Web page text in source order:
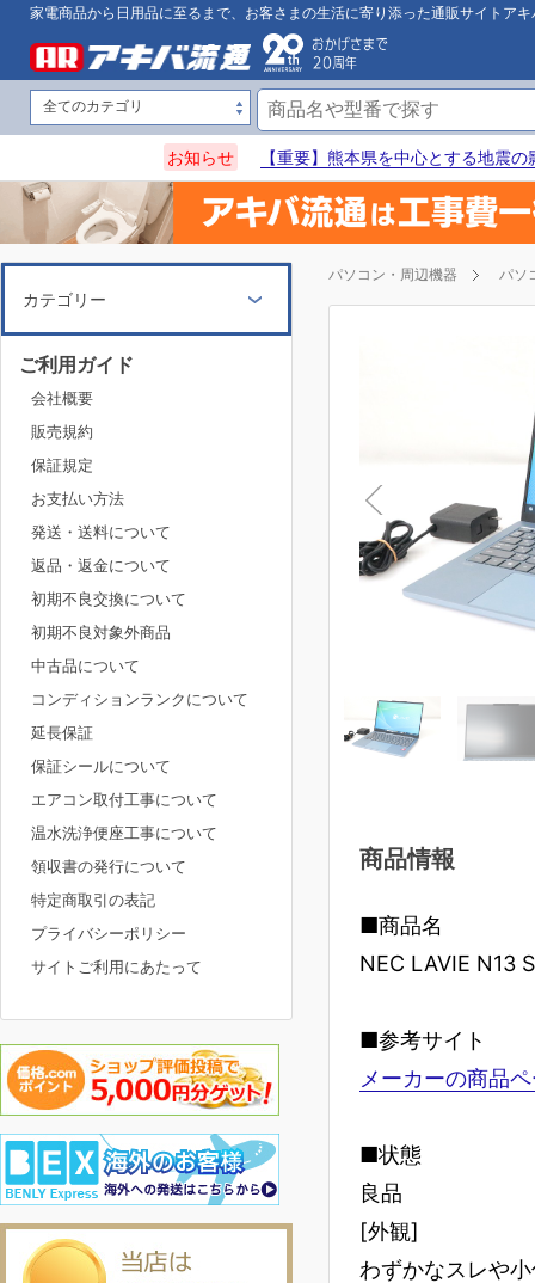
家電商品から日用品に至るまで、お客さまの生活に寄り添った通販サイトアキ
お知らせ 【重要】熊本県を中心とする地震
パソコン・周辺機器 パソ
商品情報
■商品名
NEC LAVIE N13
■参考サイト
メーカーの商品
■状態
良品
[外観]
わずかなスレや
カテゴリー
ご利用ガイド
会社概要
販売規約
保証規定
お支払い方法
発送・送料について
返品・返金について
初期不良交換について
初期不良対象外商品
中古品について
コンディションランクについて
延長保証
保証シールについて
エアコン取付工事について
温水洗浄便座工事について
領収書の発行について
特定商取引の表記
プライバシーポリシー
サイトご利用にあたって